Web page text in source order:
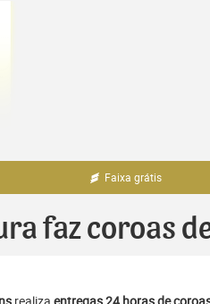
Faixa grátis
faz coroas